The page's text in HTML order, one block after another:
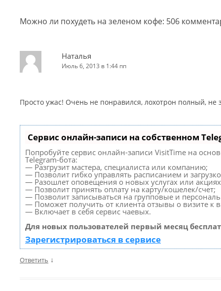
Можно ли похудеть на зеленом кофе: 506
Наталья
Июль 6, 2013 в 1:44 пп
Просто ужас! Очень не понравился, лохотрон полный,
Сервис онлайн-записи на собственном
Попробуйте сервис онлайн-записи VisitTime на
Telegram-бота:
— Разгрузит мастера, специалиста или компанию;
— Позволит гибко управлять расписанием и
— Разошлет оповещения о новых услугах или
— Позволит принять оплату на карту/кошелек/счет;
— Позволит записываться на групповые и
— Поможет получить от клиента отзывы о визите к
— Включает в себя сервис чаевых.
Для новых пользователей первый месяц
Зарегистрироваться в сервисе
Ответить ↓